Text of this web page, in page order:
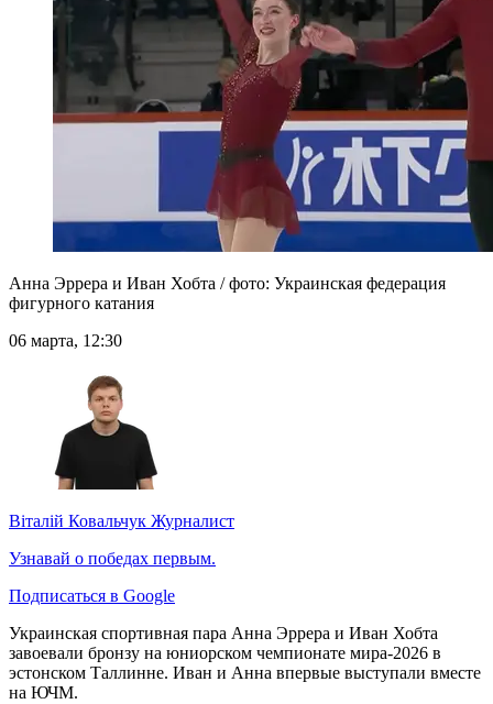
Анна Эррера и Иван Хобта / фото: Украинская федерация
фигурного катания
06 марта, 12:30
Віталій Ковальчук Журналист
Узнавай о победах первым.
Подписаться в Google
Украинская спортивная пара Анна Эррера и Иван Хобта
завоевали бронзу на юниорском чемпионате мира-2026 в
эстонском Таллинне. Иван и Анна впервые выступали вместе
на ЮЧМ.